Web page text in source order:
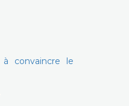
convaincre le